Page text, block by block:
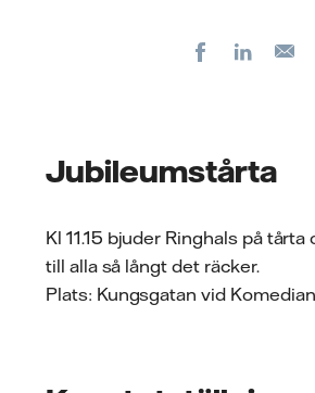
FacebookLinkedIn
Jubileumstårta
Kl 11.15 bjuder Ringhals på
till alla så långt det räcker.
Plats: Kungsgatan vid